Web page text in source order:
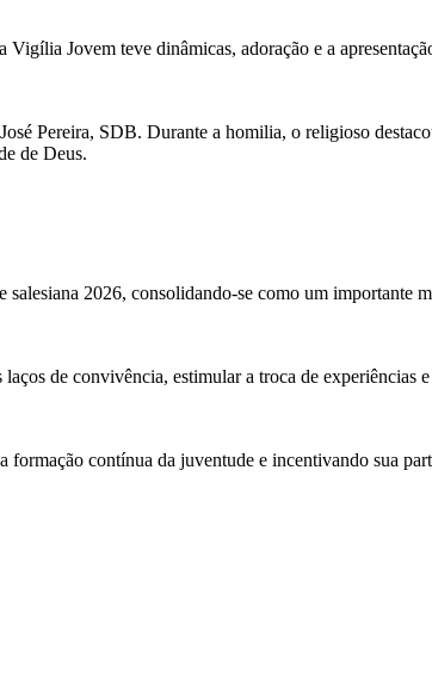
Jovem teve dinâmicas, adoração e a
Pereira, SDB. Durante a homilia, o religioso
de Deus.
2026, consolidando-se como um importante
de convivência, estimular a troca de
contínua da juventude e incentivando sua